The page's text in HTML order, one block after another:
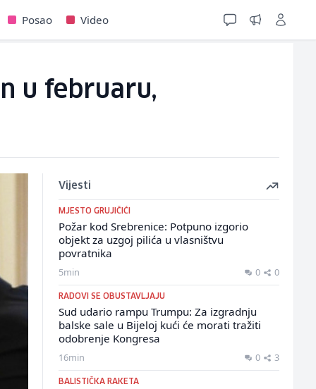
Posao Video
u februaru,
Vijesti
MJESTO GRUJIČIĆI
Požar kod Srebrenice: Potpuno izgorio
objekt za uzgoj pilića u vlasništvu
povratnika
5min 0 0
RADOVI SE OBUSTAVLJAJU
Sud udario rampu Trumpu: Za izgradnju
balske sale u Bijeloj kući će morati tražiti
odobrenje Kongresa
16min 0 3
BALISTIČKA RAKETA